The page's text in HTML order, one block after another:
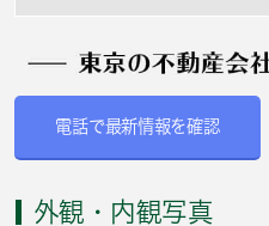
電話で最新情報を確認
外観・内観写真